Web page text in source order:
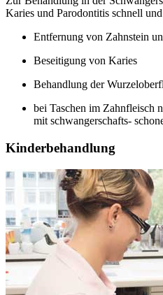
Karies und Parodontitis schnell
Entfernung von Zahnstein
Beseitigung von Karies
Behandlung der
bei Taschen im Zahnfleisch
mit schwangerschafts-
Kinderbehandlung